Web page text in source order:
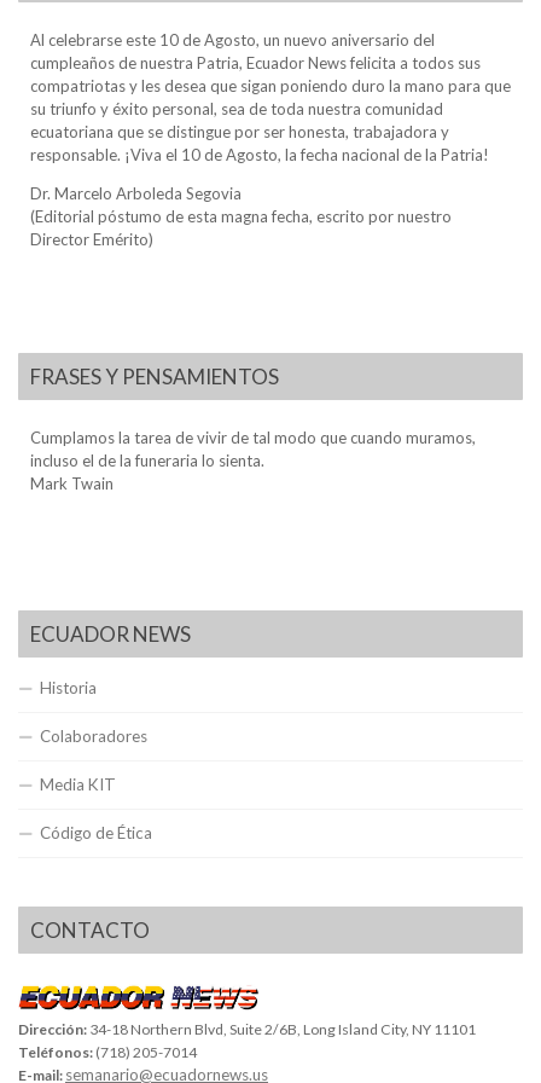
Al celebrarse este 10 de Agosto, un nuevo aniversario del
cumpleaños de nuestra Patria, Ecuador News felicita a todos sus
compatriotas y les desea que sigan poniendo duro la mano para que
su triunfo y éxito personal, sea de toda nuestra comunidad
ecuatoriana que se distingue por ser honesta, trabajadora y
responsable. ¡Viva el 10 de Agosto, la fecha nacional de la Patria!
Dr. Marcelo Arboleda Segovia
(Editorial póstumo de esta magna fecha, escrito por nuestro
Director Emérito)
FRASES Y PENSAMIENTOS
Cumplamos la tarea de vivir de tal modo que cuando muramos,
incluso el de la funeraria lo sienta.
Mark Twain
ECUADOR NEWS
Historia
Colaboradores
Media KIT
Código de Ética
CONTACTO
Dirección: 34-18 Northern Blvd, Suite 2/6B, Long Island City, NY 11101
Teléfonos: (718) 205-7014
E-mail: semanario@ecuadornews.us